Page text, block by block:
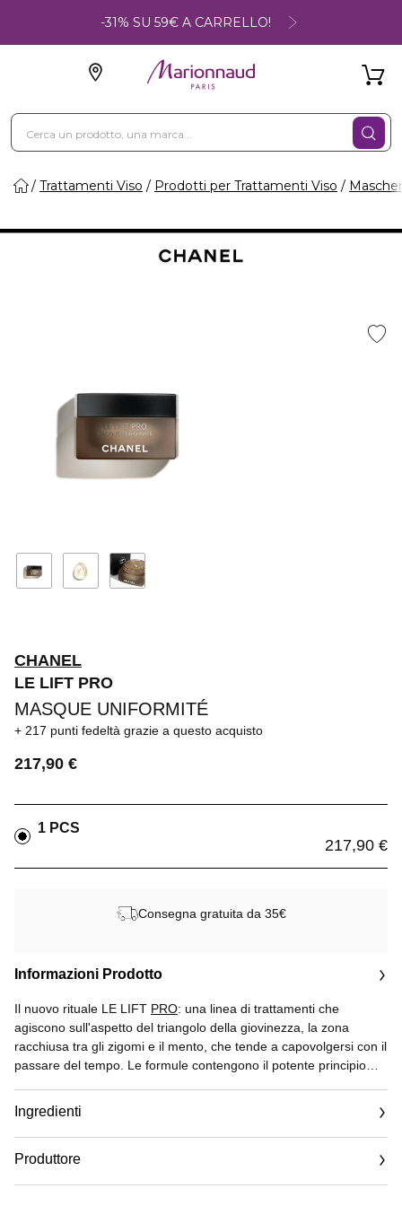
-31% SU 59€ A CARRELLO!
Trattamenti Viso Prodotti per Trattamenti Viso
CHANEL
LE LIFT PRO
MASQUE UNIFORMITÉ
217 punti fedeltà grazie a questo acquisto
217,90 €
1 PCS
217,90 €
Consegna gratuita da 35€
Informazioni Prodotto
Il nuovo rituale LE LIFT PRO: una linea di trattamenti che
agiscono sull'aspetto del triangolo della giovinezza, la zona
racchiusa tra gli zigomi e il mento, che tende a capovolgersi con il
passare del tempo. Le formule contengono il potente principio
il reticolo cutaneo.
Terza fase del protocollo LE LIFTPRO, Masque Uniformité
corregge i segni profondi del tempo e i contrasti di luci e ombre
Ingredienti
Produttore